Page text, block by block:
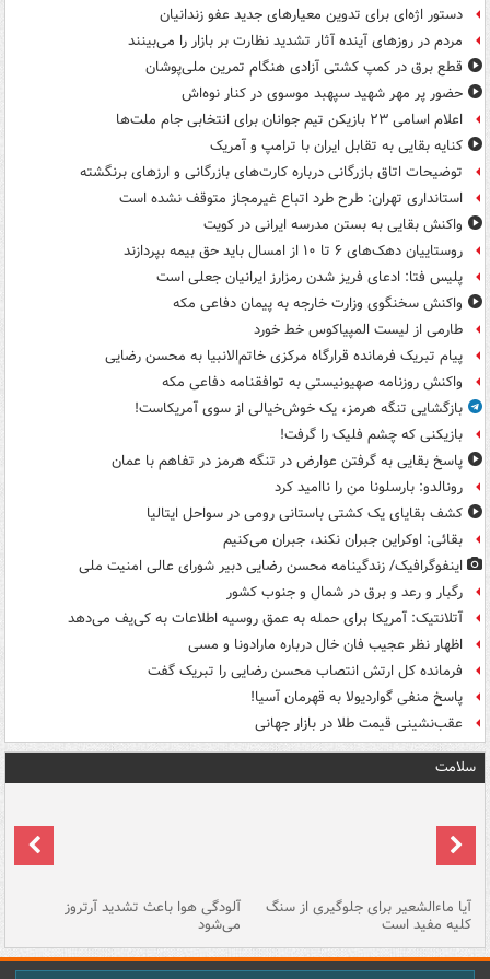
دستور اژه‌ای برای تدوین معیارهای جدید عفو زندانیان
مردم در روزهای آینده آثار تشدید نظارت بر بازار را می‌بینند
قطع برق در کمپ کشتی آزادی هنگام تمرین ملی‌پوشان
حضور پر مهر شهید سپهبد موسوی در کنار نوه‌اش
اعلام اسامی ۲۳ بازیکن تیم جوانان برای انتخابی جام ملت‌ها
کنایه بقایی به تقابل ایران با ترامپ و آمریک
توضیحات اتاق بازرگانی درباره کارت‌های بازرگانی و ارزهای برنگشته
استانداری تهران: طرح طرد اتباع غیرمجاز متوقف نشده است
واکنش بقایی به بستن مدرسه ایرانی در کویت
روستاییان دهک‌های ۶ تا ۱۰ از امسال باید حق بیمه بپردازند
پلیس فتا: ادعای فریز شدن رمزارز ایرانیان جعلی است
واکنش سخنگوی وزارت خارجه به پیمان دفاعی مکه
طارمی از لیست المپیاکوس خط خورد
پیام تبریک فرمانده قرارگاه مرکزی خاتم‌الانبیا به محسن رضایی
واکنش روزنامه صهیونیستی به توافقنامه دفاعی مکه
بازگشایی تنگه هرمز، یک خوش‌خیالی از سوی آمریکاست!
بازیکنی که چشم فلیک را گرفت!
پاسخ بقایی به گرفتن عوارض در تنگه هرمز در تفاهم با عمان
رونالدو: بارسلونا من را ناامید کرد
کشف بقایای یک کشتی باستانی رومی در سواحل ایتالیا
بقائی: اوکراین جبران نکند، جبران می‌کنیم
اینفوگرافیک/ زندگینامه محسن رضایی دبیر شورای عالی امنیت‌ ملی
رگبار و رعد و برق در شمال و جنوب کشور
آتلانتیک: آمریکا برای حمله به عمق روسیه اطلاعات به کی‌یف می‌دهد
اظهار نظر عجیب فان خال درباره مارادونا و مسی
فرمانده کل ارتش انتصاب محسن رضایی را تبریک گفت
پاسخ منفی گواردیولا به قهرمان آسیا!
عقب‌نشینی قیمت طلا در بازار جهانی
سلامت
آیا ماءالشعیر برای جلوگیری از سنگ
کلیه مفید است
آلودگی هوا باعث تشدید آرتروز
می‌شود